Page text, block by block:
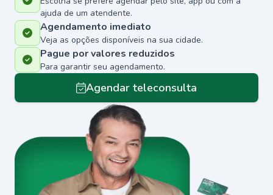
ajuda de um atendente.
Agendamento imediato
Veja as opções disponíveis na sua cidade.
Pague por valores reduzidos
Para garantir seu agendamento.
Agendar teleconsulta